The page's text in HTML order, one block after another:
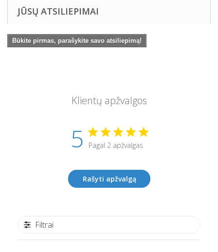
JŪSŲ ATSILIEPIMAI
Būkite pirmas, parašykite savo atsiliepimą!
Klientų apžvalgos
5 Pagal 2 apžvalgas
Rašyti apžvalgą
Filtrai